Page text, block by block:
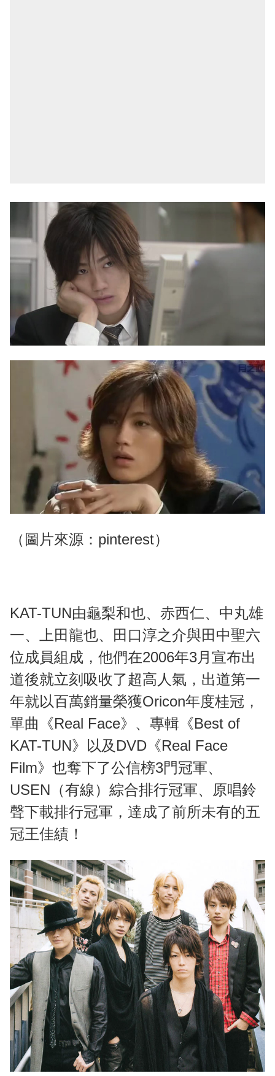
（圖片來源：pinterest）
KAT-TUN由龜梨和也、赤西仁、中丸雄
一、上田龍也、田口淳之介與田中聖六
位成員組成，他們在2006年3月宣布出
道後就立刻吸收了超高人氣，出道第一
年就以百萬銷量榮獲Oricon年度桂冠，
單曲《Real Face》、專輯《Best of
KAT-TUN》以及DVD《Real Face
Film》也奪下了公信榜3門冠軍、
USEN（有線）綜合排行冠軍、原唱鈴
聲下載排行冠軍，達成了前所未有的五
冠王佳績！